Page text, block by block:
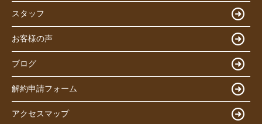
スタッフ
お客様の声
ブログ
解約申請フォーム
アクセスマップ